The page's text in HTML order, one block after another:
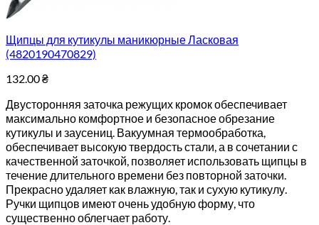
Щипцы для кутикулы маникюрные Ласковая
(4820190470829)
132.00₴
Двусторонняя заточка режущих кромок обеспечивает
максимально комфортное и безопасное обрезание
кутикулы и заусениц. Вакуумная термообработка,
обеспечивает высокую твердость стали, а в сочетании с
качественной заточкой, позволяет использовать щипцы в
течение длительного времени без повторной заточки.
Прекрасно удаляет как влажную, так и сухую кутикулу.
Ручки щипцов имеют очень удобную форму, что
существенно облегчает работу.